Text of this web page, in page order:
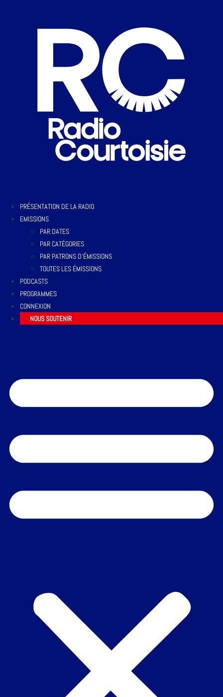
PRÉSENTATION DE LA RADIO
EMISSIONS
PAR DATES
PAR CATÉGORIES
PAR PATRONS D’ÉMISSIONS
TOUTES LES ÉMISSIONS
PODCASTS
PROGRAMMES
CONNEXION
NOUS SOUTENIR